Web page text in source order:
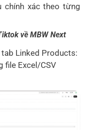
chính xác theo từng
về MBW Next
Linked Products:
file Excel/CSV